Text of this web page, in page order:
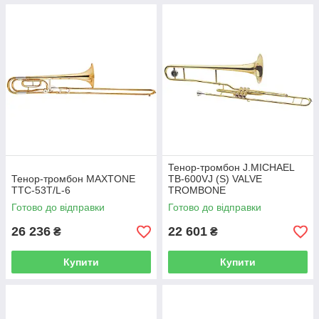
Тенор-тромбон MAXTONE
TTC-53T/L-6
Готово до відправки
26 236 ₴
Купити
Тенор-тромбон J.MICHAEL
TB-600VJ (S) VALVE
TROMBONE
Готово до відправки
22 601 ₴
Купити